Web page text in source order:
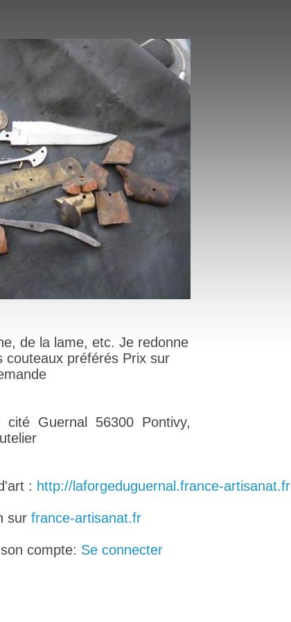
de la lame, etc. Je redonne
couteaux préférés Prix sur
Guernal 56300 Pontivy,
: http://laforgeduguernal.france-artisanat.fr
sur france-artisanat.fr
compte: Se connecter